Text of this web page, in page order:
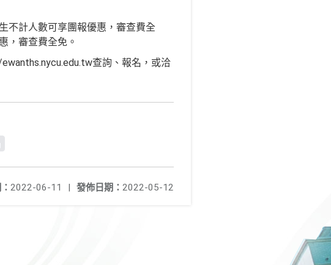
不計人數可享團報優惠，審查費全
，審查費全免。
查詢、報名，或洽
發佈日期： 2022-05-12
2022-06-11 |